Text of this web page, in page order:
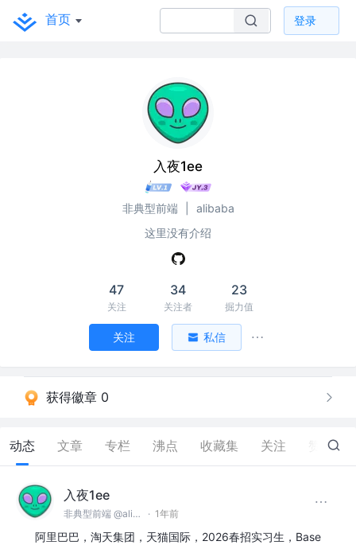
首页 登录
入夜1ee
非典型前端
alibaba
这里没有介绍
47
关注
34
关注者
23
掘力值
关注 私信
获得徽章 0
动态 文章 专栏 沸点 收藏集 关注 41
入夜1ee
非典型前端 @alibaba · 1年前
阿里巴巴，淘天集团，天猫国际，2026春招实习生，Base